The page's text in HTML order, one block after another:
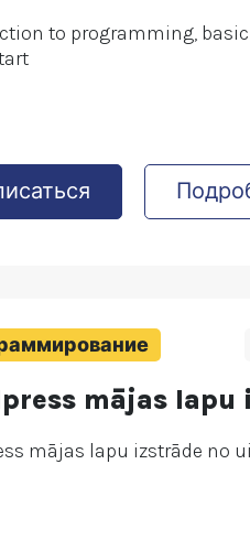
to programming, basic
mājas lapu
mājas lapu izstrāde no